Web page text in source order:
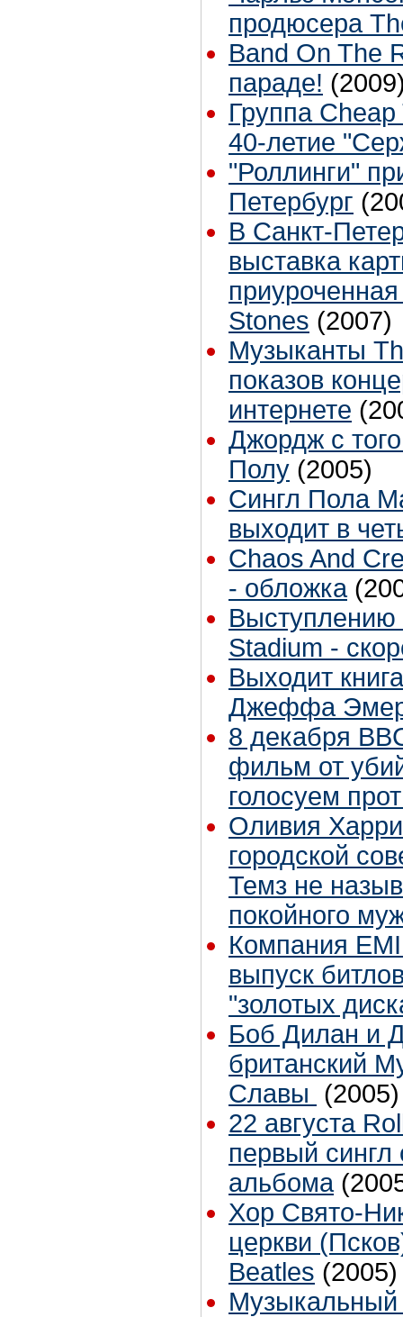
продюсера
Band On The
параде!
Группа
40-летие
"Роллинги"
Петербург
В Санкт-
выставка
Stones (2007)
Музыканты
показов
интернете
Джордж с
Полу (2005)
Cингл Пола
выходит в
Chaos And
- обложка
Выступлению
Stadium -
Выходит
Джеффа
8 декабря
фильм от
голосуем
Оливия
городской
Темз не
покойного
Компания
выпуск
"золотых
Боб Дилан и
британский
Славы (2005)
22 августа
первый сингл
альбома
Хор Свято-
церкви
Beatles (2005)